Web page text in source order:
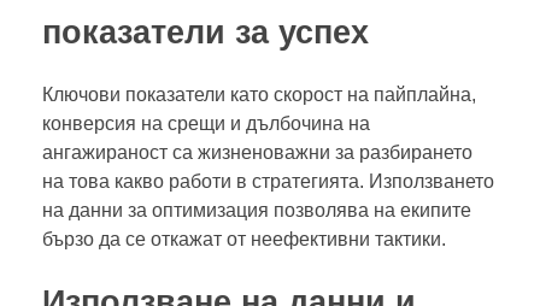
показатели за успех
Ключови показатели като скорост на пайплайна,
конверсия на срещи и дълбочина на
ангажираност са жизненоважни за разбирането
на това какво работи в стратегията. Използването
на данни за оптимизация позволява на екипите
бързо да се откажат от неефективни тактики.